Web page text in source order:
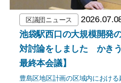
区議団ニュース
池袋駅西口の大規模開発
対討論をしました かき
最終本会議】
豊島区地区計画の区域内におけ